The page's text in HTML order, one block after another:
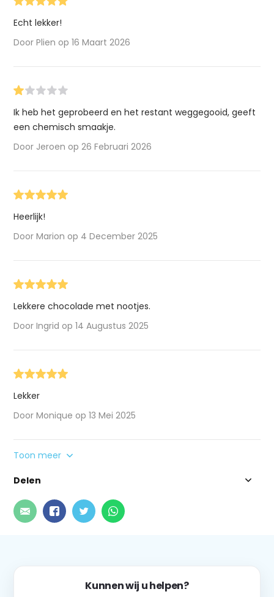
Echt lekker!
Door Plien op 16 Maart 2026
Ik heb het geprobeerd en het restant weggegooid, geeft
een chemisch smaakje.
Door Jeroen op 26 Februari 2026
Heerlijk!
Door Marion op 4 December 2025
Lekkere chocolade met nootjes.
Door Ingrid op 14 Augustus 2025
Lekker
Door Monique op 13 Mei 2025
Toon meer
Delen
Kunnen wij u helpen?